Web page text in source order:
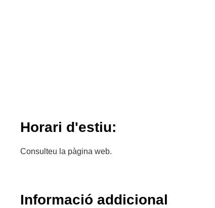
Horari d'estiu:
Consulteu la pàgina web.
Informació addicional